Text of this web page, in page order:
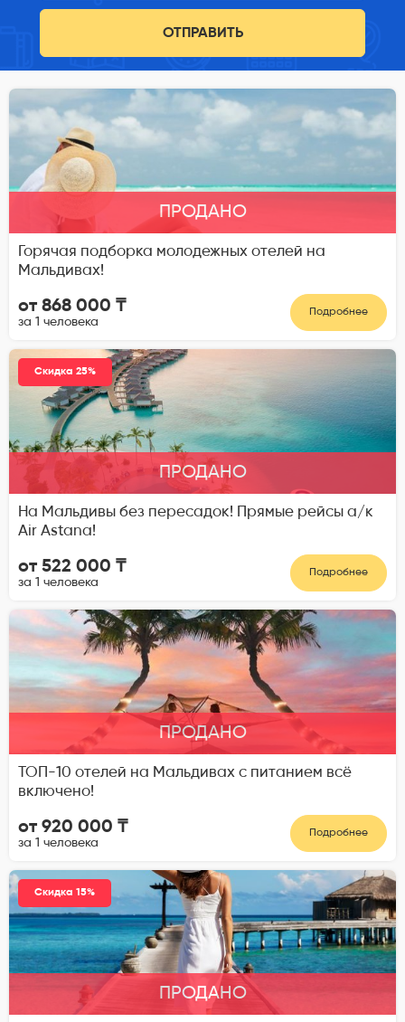
ОТПРАВИТЬ
ПРОДАНО
Горячая подборка молодежных отелей на
Мальдивах!
от 868 000 ₸
за 1 человека
Подробнее
Скидка 25%
ПРОДАНО
На Мальдивы без пересадок! Прямые рейсы а/к
Air Astana!
от 522 000 ₸
за 1 человека
Подробнее
ПРОДАНО
ТОП-10 отелей на Мальдивах с питанием всё
включено!
от 920 000 ₸
за 1 человека
Подробнее
Скидка 15%
ПРОДАНО